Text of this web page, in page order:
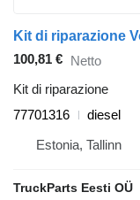
100,81 € Netto
Kit di riparazione
77701316
diesel
Estonia, Tallinn
TruckParts Eesti OÜ